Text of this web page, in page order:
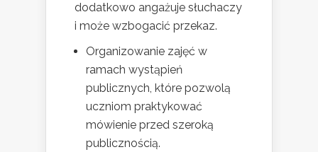
dodatkowo angażuje słuchaczy
i może wzbogacić przekaz.
Organizowanie zajęć w
ramach wystąpień
publicznych, które pozwolą
uczniom praktykować
mówienie przed szeroką
publicznością.